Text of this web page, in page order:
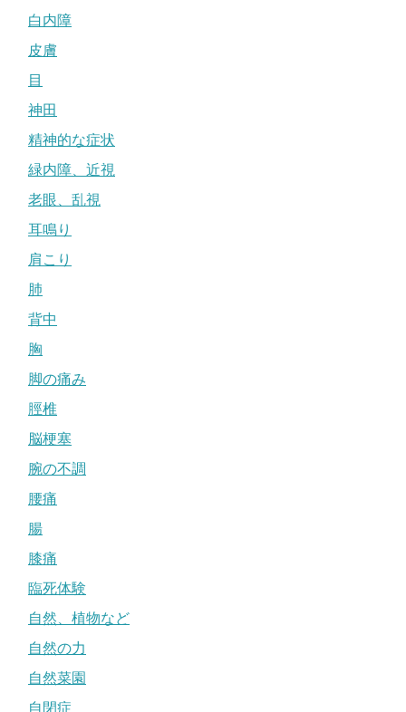
白内障
皮膚
目
神田
精神的な症状
緑内障、近視
老眼、乱視
耳鳴り
肩こり
肺
背中
胸
脚の痛み
脛椎
脳梗塞
腕の不調
腰痛
腸
膝痛
臨死体験
自然、植物など
自然の力
自然菜園
自閉症